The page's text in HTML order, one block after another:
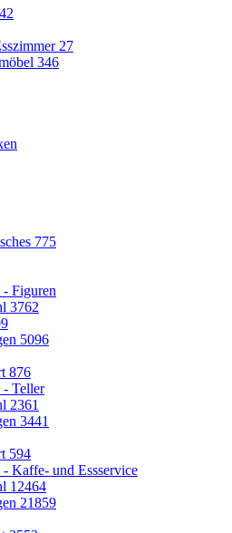
27
346
775
- Figuren
3762
5096
876
- Teller
2361
3441
594
Kaffe- und Essservice
12464
21859